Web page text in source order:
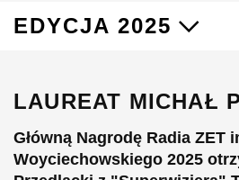
EDYCJA 2025
LAUREAT MICHAŁ
Główną Nagrodę Radia ZET
Woyciechowskiego 2025